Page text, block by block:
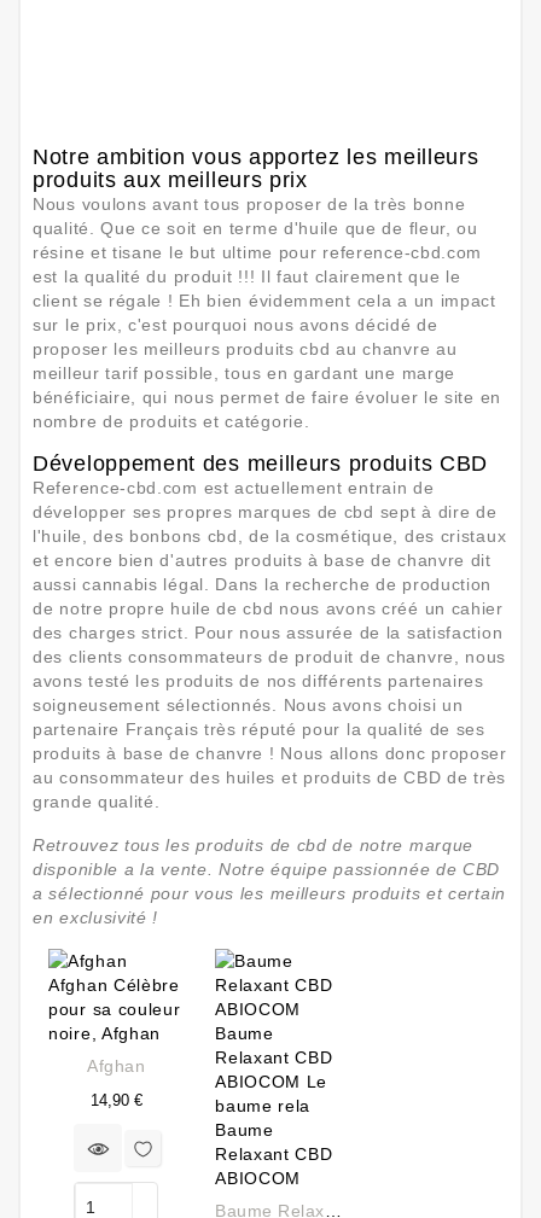
Notre ambition vous apportez les meilleurs
produits aux meilleurs prix
Nous voulons avant tous proposer de la très bonne
qualité. Que ce soit en terme d'huile que de fleur, ou
résine et tisane le but ultime pour reference-cbd.com
est la qualité du produit !!! Il faut clairement que le
client se régale ! Eh bien évidemment cela a un impact
sur le prix, c'est pourquoi nous avons décidé de
proposer les meilleurs produits cbd au chanvre au
meilleur tarif possible, tous en gardant une marge
bénéficiaire, qui nous permet de faire évoluer le site en
nombre de produits et catégorie.
Développement des meilleurs produits CBD
Reference-cbd.com est actuellement entrain de
développer ses propres marques de cbd sept à dire de
l'huile, des bonbons cbd, de la cosmétique, des cristaux
et encore bien d'autres produits à base de chanvre dit
aussi cannabis légal. Dans la recherche de production
de notre propre huile de cbd nous avons créé un cahier
des charges strict. Pour nous assurée de la satisfaction
des clients consommateurs de produit de chanvre, nous
avons testé les produits de nos différents partenaires
soigneusement sélectionnés. Nous avons choisi un
partenaire Français très réputé pour la qualité de ses
produits à base de chanvre ! Nous allons donc proposer
au consommateur des huiles et produits de CBD de très
grande qualité.
Retrouvez tous les produits de cbd de notre marque
disponible a la vente. Notre équipe passionnée de CBD
a sélectionné pour vous les meilleurs produits et certain
en exclusivité !
Afghan
14,90 €Prix